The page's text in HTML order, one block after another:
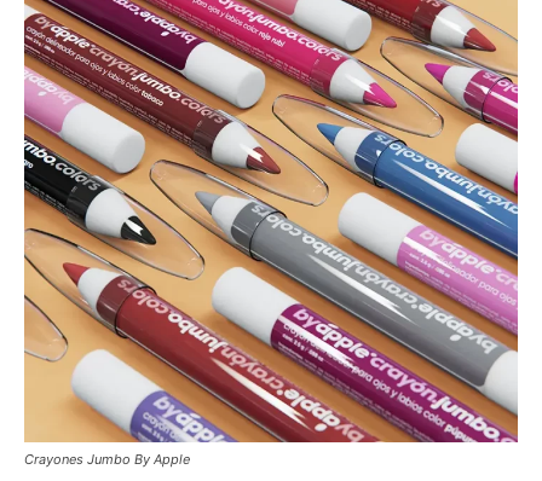
Crayones Jumbo By Apple